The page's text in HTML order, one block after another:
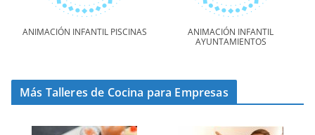
ANIMACIÓN INFANTIL PISCINAS
ANIMACIÓN INFANTIL
AYUNTAMIENTOS
Más Talleres de Cocina para Empresas